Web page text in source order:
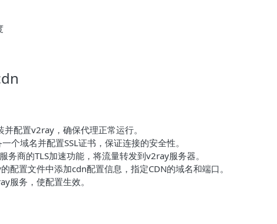
并配置v2ray，确保代理正常运行。
个域名并配置SSL证书，保证连接的安全性。
务商的TLS加速功能，将流量转发到v2ray服务器。
配置文件中添加cdn配置信息，指定CDN的域名和端口。
服务，使配置生效。